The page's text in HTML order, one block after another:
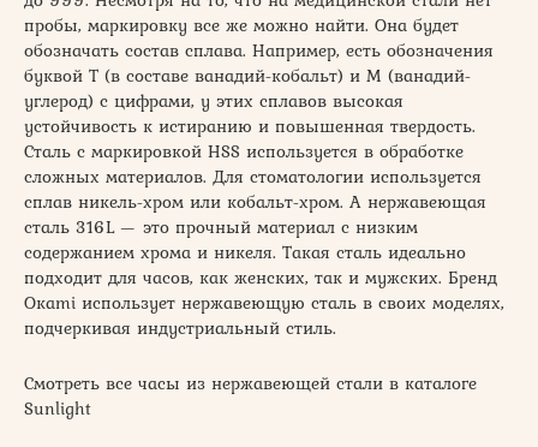
пробы, маркировку все же можно найти. Она будет
обозначать состав сплава. Например, есть обозначения
буквой Т (в составе ванадий-кобальт) и М (ванадий-
углерод) с цифрами, у этих сплавов высокая
устойчивость к истиранию и повышенная твердость.
Сталь с маркировкой HSS используется в обработке
сложных материалов. Для стоматологии используется
сплав никель-хром или кобальт-хром. А нержавеющая
сталь 316L — это прочный материал с низким
содержанием хрома и никеля. Такая сталь идеально
подходит для часов, как женских, так и мужских. Бренд
Окаmi использует нержавеющую сталь в своих моделях,
подчеркивая индустриальный стиль.
Смотреть все часы из нержавеющей стали в каталоге
Sunlight